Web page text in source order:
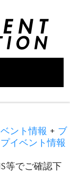
ント情報 + ブ
イベント情報
等でご確認下